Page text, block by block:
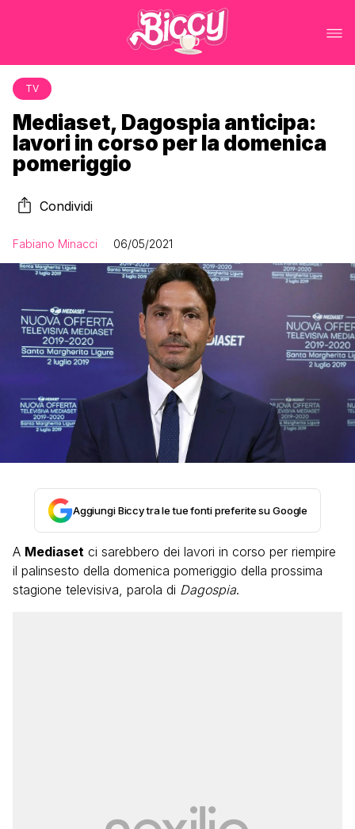
TV
Mediaset, Dagospia anticipa:
lavori in corso per la domenica
pomeriggio
Condividi
Fabiano Minacci 06/05/2021
Aggiungi Biccy tra le tue fonti preferite su Google
A Mediaset ci sarebbero dei lavori in corso per riempire
il palinsesto della domenica pomeriggio della prossima
stagione televisiva, parola di Dagospia.